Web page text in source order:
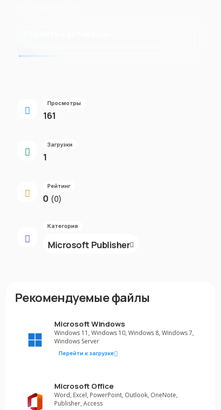
Просмотры
161
Загрузки
1
Рейтинг
0 (0)
Категория
Microsoft Publisher
Рекомендуемые файлы
Microsoft Windows
Windows 11, Windows 10, Windows 8, Windows 7,
Windows Server
Перейти к загрузке
Microsoft Office
Word, Excel, PowerPoint, Outlook, OneNote,
Publisher, Access